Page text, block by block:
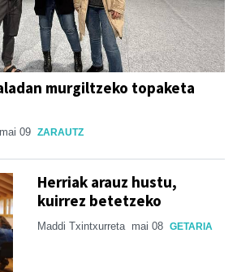
murgiltzeko topaketa
mai 09 ZARAUTZ
Herriak arauz hustu,
kuirrez betetzeko
Maddi Txintxurreta mai 08 GETARIA